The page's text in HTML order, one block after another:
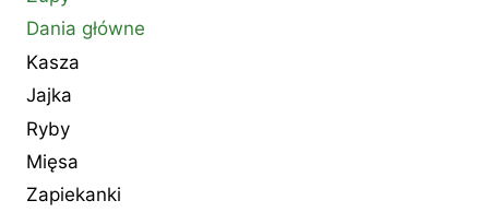
Dania główne
Kasza
Jajka
Ryby
Mięsa
Zapiekanki